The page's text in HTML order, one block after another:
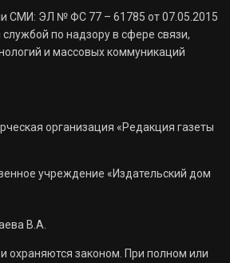
СМИ: ЭЛ № ФС 77 – 61785 от 07.05.2015
по надзору в сфере связи,
и массовых коммуникаций
организация «Редакция газеты
учреждение «Издательский дом
В.А.
охраняются законом. При полном или